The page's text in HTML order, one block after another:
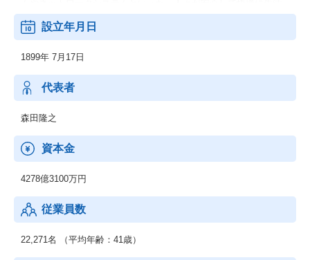
できるための社会インフラを提供しています。
製造業、流通・サービス業、金融業などの民需向けにITソリュー
ションを提供し、お客さまの新サービス立ち上げなどに貢献して
います。最先端のデジタル技術を活用し、お客さまとの共創を通
じて、人やモノ、プロセスを企業・産業の枠を超えてつなぎ、バ
リューチェーン全体で新たな価値を生み出します。
◆ネットワークサービス事業
通信事業者向けに、ネットワーク構築に必要な機器や運用管理の
に、IoT/5G時代に向けてネットワークへのニーズが多様化する
中、テレコムキャリア市場で培ったネットワークの強みをサービ
スプロバイダや製造業、流通・サービス業、自治体などの市場に
展開していきます。
設立年月日
1899年 7月17日
代表者
森田隆之
資本金
4278億3100万円
従業員数
22,271名 （平均年齢：41歳）